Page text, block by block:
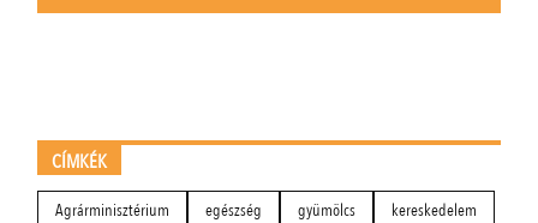
CÍMKÉK
Agrárminisztérium egészség gyümölcs
kereskedelem